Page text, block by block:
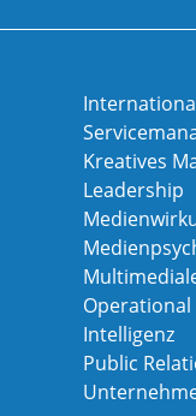
Kreatives
Leadership
Operational
Intelligenz
Public